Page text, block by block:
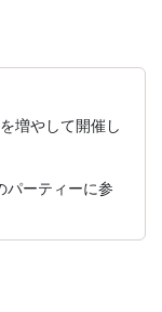
増やして開催し
ーティーに参